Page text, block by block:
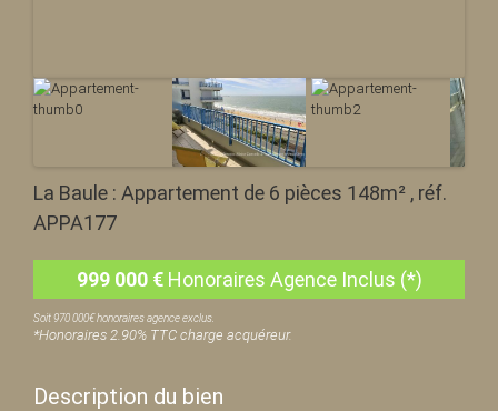
La Baule : Appartement de 6 pièces 148m² , réf.
APPA177
999 000€ Honoraires Agence Inclus (*)
Soit 970 000€ honoraires agence exclus.
*Honoraires 2.90% TTC charge acquéreur.
Description du bien